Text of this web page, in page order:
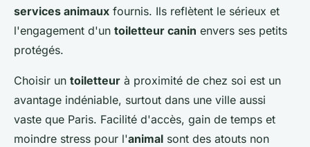
services animaux fournis. Ils reflètent le sérieux et
l'engagement d'un toiletteur canin envers ses petits
protégés.
Choisir un toiletteur à proximité de chez soi est un
avantage indéniable, surtout dans une ville aussi
vaste que Paris. Facilité d'accès, gain de temps et
moindre stress pour l'animal sont des atouts non